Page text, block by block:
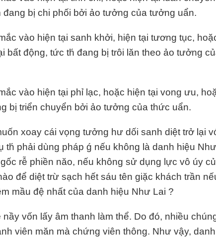
bị chi phối bởi ảo tưởng của tưởng uẩn.
vào hiện tại sanh khởi, hiện tại tương tục,
bất động, tức th́ đang bị trôi lăn theo ảo tưởng
vào hiện tại phỉ lạc, hoặc hiện tại vong ưu,
bị triển chuyển bởi ảo tưởng của thức uẩn.
xoay cái vọng tưởng hư dối sanh diệt trở lại
th́ phải dùng pháp ǵ nếu không là danh hiệu Như
rễ phiền năo, nếu không sử dụng lực vô úy
để diệt trừ sạch hết sáu tên giặc khách trần
mầu đệ nhất của danh hiệu Như Lai ?
vốn lấy âm thanh làm thể. Do đó, nhiều
viên măn mà chứng viên thông. Như vậy, danh